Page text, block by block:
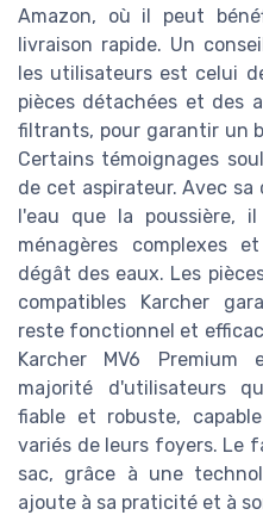
Amazon, où il peut
livraison rapide. Un
les utilisateurs est celui
pièces détachées et des
filtrants, pour garantir un
Certains témoignages
de cet aspirateur. Avec sa
l'eau que la poussière,
ménagères complexes
dégât des eaux. Les
compatibles Karcher
reste fonctionnel et
Karcher MV6 Premium
majorité d'utilisateurs
fiable et robuste,
variés de leurs foyers. Le
sac, grâce à une
ajoute à sa praticité et à